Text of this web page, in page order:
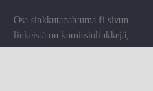
Osa sinkkutapahtuma.fi sivun
linkeistä on komissiolinkkejä,